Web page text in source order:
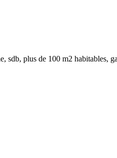
sdb, plus de 100 m2 habitables,